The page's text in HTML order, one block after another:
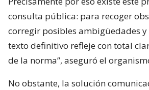
consulta pública: para recoger
corregir posibles ambigüedades
texto definitivo refleje con total
de la norma”, aseguró el
No obstante, la solución